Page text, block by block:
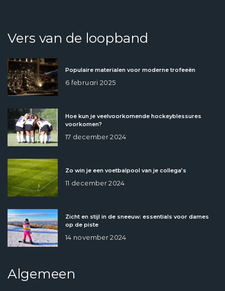
Vers van de loopband
Populaire materialen voor moderne trofeeën
6 februari 2025
Hoe kun je veelvoorkomende hockeyblessures
voorkomen?
17 december 2024
Zo win je een voetbalpool van je collega’s
11 december 2024
Zicht en stijl in de sneeuw: essentials voor dames
op de piste
14 november 2024
Algemeen